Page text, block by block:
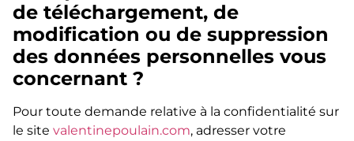
de téléchargement, de
modification ou de suppression
des données personnelles vous
concernant ?
Pour toute demande relative à la confidentialité sur
le site valentinepoulain.com, adresser votre